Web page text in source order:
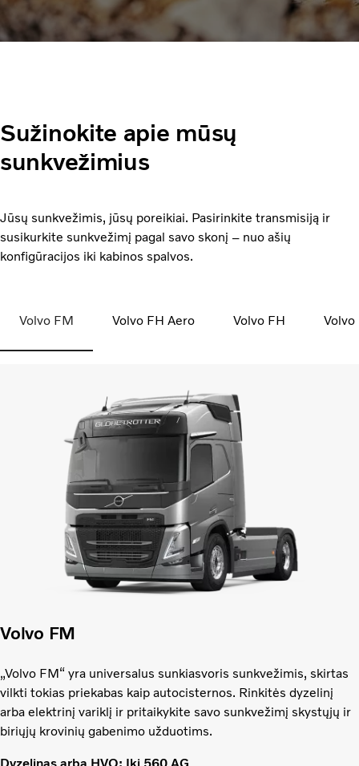
Sužinokite apie mūsų
sunkvežimius
Jūsų sunkvežimis, jūsų poreikiai. Pasirinkite transmisiją ir
susikurkite sunkvežimį pagal savo skonį – nuo ašių
konfigūracijos iki kabinos spalvos.
Volvo FM Volvo FH Aero Volvo FH Volvo
Volvo FM
„Volvo FM“ yra universalus sunkiasvoris sunkvežimis, skirtas
vilkti tokias priekabas kaip autocisternos. Rinkitės dyzelinį
arba elektrinį variklį ir pritaikykite savo sunkvežimį skystųjų ir
biriųjų krovinių gabenimo užduotims.